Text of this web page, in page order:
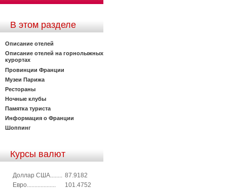
В этом разделе
Описание отелей
Описание отелей на горнолыжных
курортах
Провинции Франции
Музеи Парижа
Рестораны
Ночные клубы
Памятка туриста
Информация о Франции
Шоппинг
Курсы валют
Доллар США........ 87.9182
Евро...................
101.4752